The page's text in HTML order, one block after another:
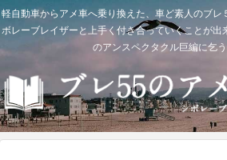
軽自動車からアメ車へ乗り換えた、車ど素人のブレ
ボレーブレイザーと上手く付き合っていくことが出
のアンスペクタクル巨編に乞う